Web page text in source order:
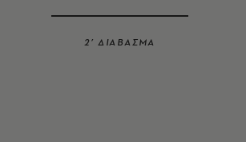
2’ ΔΙΑΒΑΣΜΑ